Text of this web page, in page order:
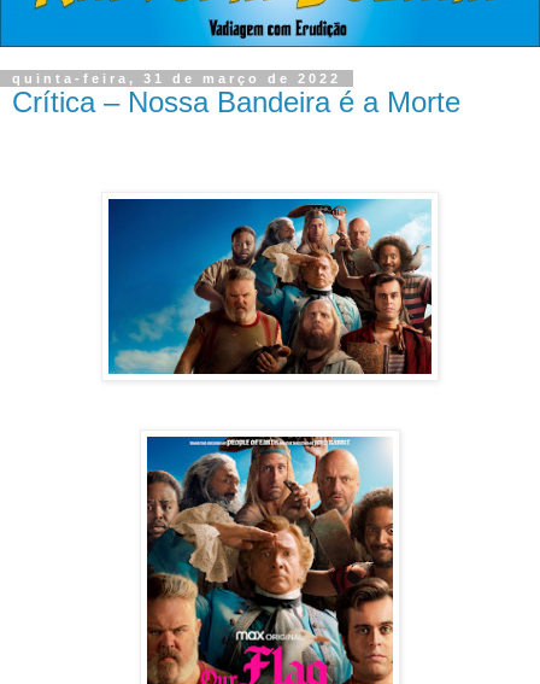
quinta-feira, 31 de março de 2022
Crítica – Nossa Bandeira é a Morte